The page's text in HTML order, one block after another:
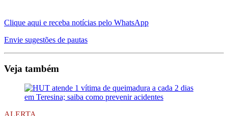
Clique aqui e receba notícias pelo WhatsApp
Envie sugestões de pautas
Veja também